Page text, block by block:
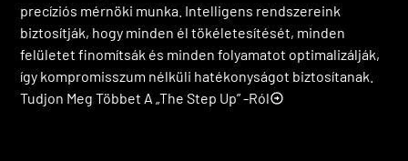
precíziós mérnöki munka. Intelligens rendszereink
biztosítják, hogy minden él tökéletesítését, minden
felületet finomítsák és minden folyamatot optimalizálják,
így kompromisszum nélküli hatékonyságot biztosítanak.
Tudjon Meg Többet A „The Step Up” -ról